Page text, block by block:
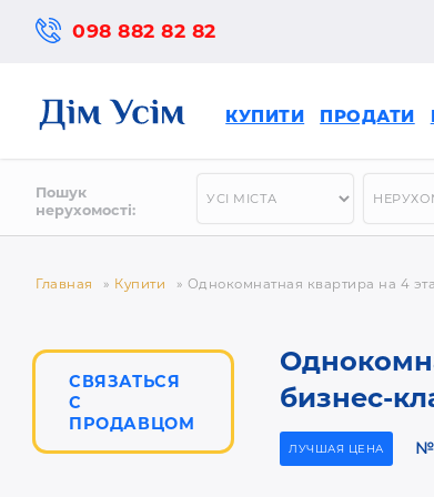
098 882 82 82
КУПИТИ ПРОДАТИ
Пошук
нерухомості:
Главная » Купити » Однокомнатная квартира на 4
бизнес-
СВЯЗАТЬСЯ
С
ПРОДАВЦОМ
ЛУЧШАЯ ЦЕНА №